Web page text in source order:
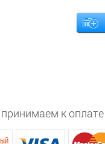
к оплате